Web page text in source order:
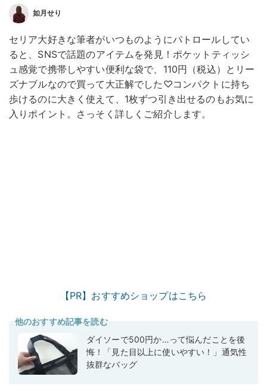
如月せり
セリア大好きな筆者がいつものようにパトロールしてい
ると、SNSで話題のアイテムを発見！ポケットティッシ
ュ感覚で携帯しやすい便利な袋で、110円（税込）とリー
ズナブルなので買って大正解でした♡コンパクトに持ち
歩けるのに大きく使えて、1枚ずつ引き出せるのもお気に
入りポイント。さっそく詳しくご紹介します。
【PR】おすすめショップはこちら
他のおすすめ記事を読む
ダイソーで500円か…って悩んだことを後
悔！「見た目以上に使いやすい！」通気性
抜群なバッグ